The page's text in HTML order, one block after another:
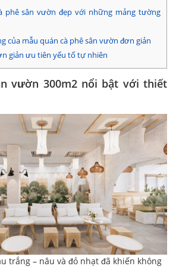
phê sân vườn đẹp với những mảng tường
của mẫu quán cà phê sân vườn đơn giản
giản ưu tiên yếu tố tự nhiên
vườn 300m2 nổi bật với thiết
trắng – nâu và đỏ nhạt đã khiến không